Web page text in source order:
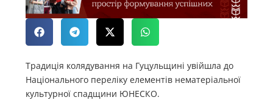
Традиція колядування на Гуцульщині увійшла до
Національного переліку елементів нематеріальної
культурної спадщини ЮНЕСКО.